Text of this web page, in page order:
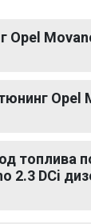
Opel
Opel
топлива
2.3 DCi